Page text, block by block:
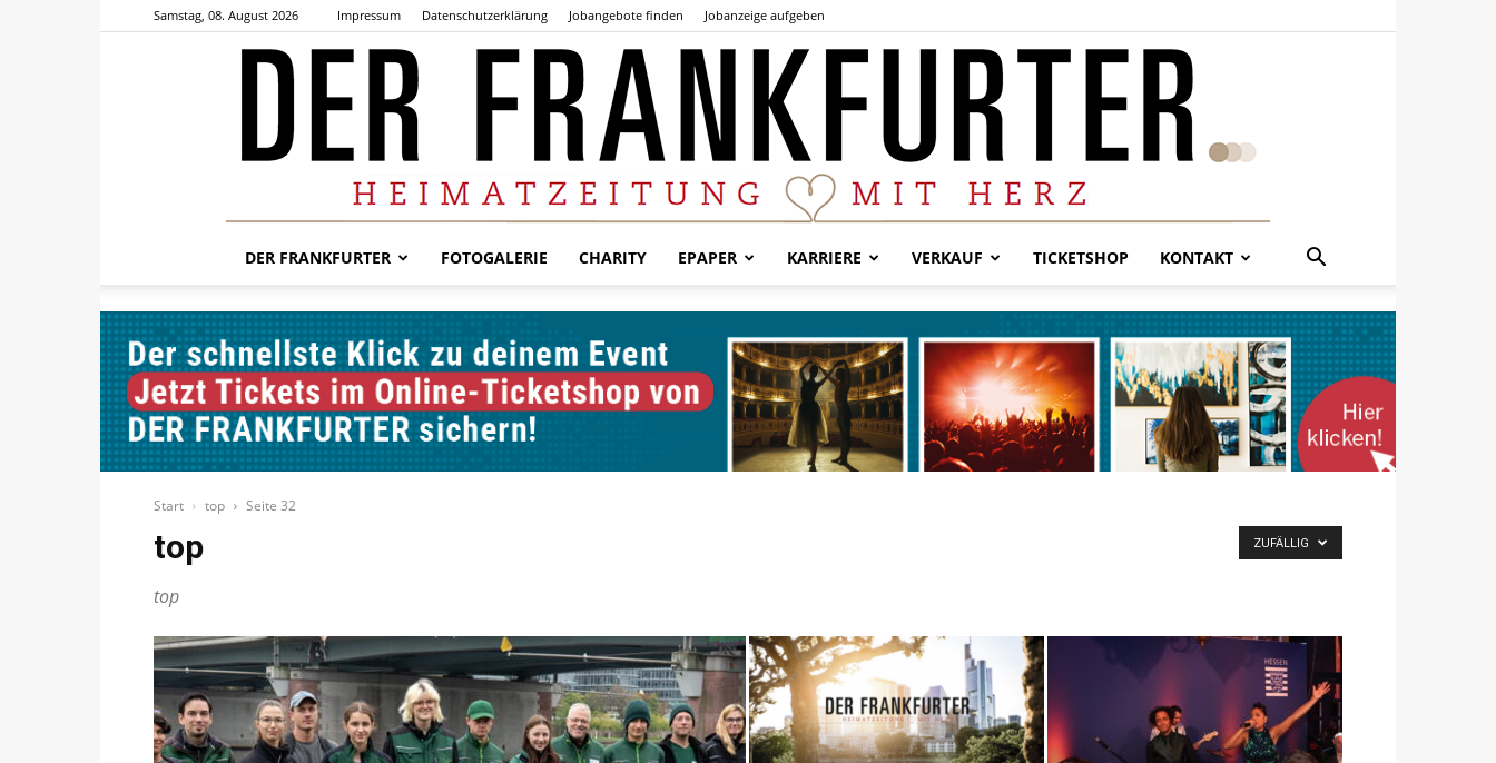
Samstag, 08. August 2026 Impressum Datenschutzerklärung Jobangebote finden Jobanzeige aufgeben
Frankfurter
DER FRANKFURTER FOTOGALERIE CHARITY EPAPER KARRIERE VERKAUF TICKETSHOP KONTAKT
Start top Seite 32
top
top
ZUFÄLLIG